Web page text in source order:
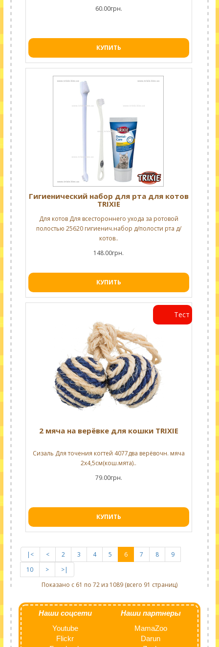
60.00грн.
КУПИТЬ
Гигиенический набор для рта для котов
TRIXIE
Для котов Для всестороннего ухода за ротовой
полостью 25620 гигиенич.набор д/полости рта д/
котов..
148.00грн.
КУПИТЬ
Тест
2 мяча на верёвке для кошки TRIXIE
Сизаль Для точения когтей 4077два верёвочн. мяча
2х4,5см(кош.мята)..
79.00грн.
КУПИТЬ
|< < 2 3 4 5 6 7 8
9
10
>
>|
Показано с 61 по 72 из 1089 (всего 91 страниц)
Наши соцсети
Youtube
Flickr
Наши партнеры
MamaZoo
Darun